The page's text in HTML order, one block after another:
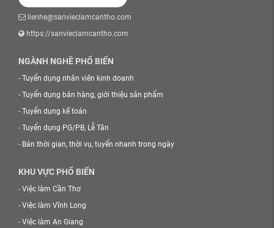
lienhe@sanvieclamcantho.com
https://sanvieclamcantho.com
NGÀNH NGHỀ PHỔ BIẾN
- Tuyển dụng nhân viên kinh doanh
- Tuyển dụng bán hàng, giới thiệu sản phẩm
- Tuyển dụng kế toán
- Tuyển dụng PG/PB, Lễ Tân
- Bán thời gian, thời vụ, tuyển nhanh trong ngày
KHU VỰC PHỔ BIẾN
- Việc làm Cần Thơ
- Việc làm Vĩnh Long
- Việc làm An Giang